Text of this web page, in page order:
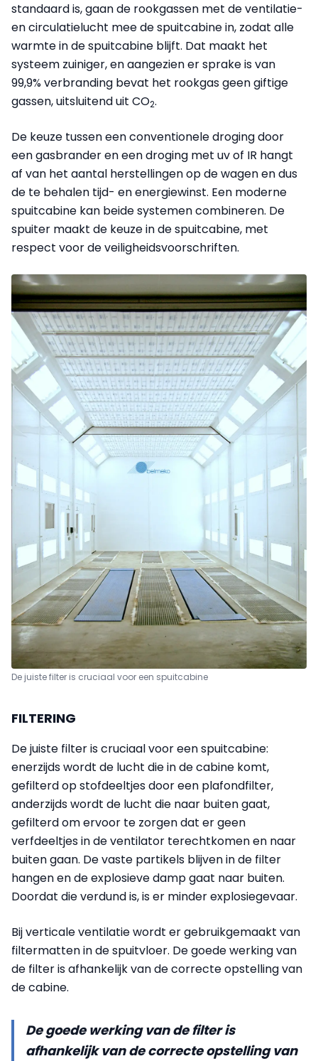
standaard is, gaan de rookgassen met de ventilatie-
en circulatielucht mee de spuitcabine in, zodat alle
warmte in de spuitcabine blijft. Dat maakt het
systeem zuiniger, en aangezien er sprake is van
99,9% verbranding bevat het rookgas geen giftige
gassen, uitsluitend uit CO2.
De keuze tussen een conventionele droging door
een gasbrander en een droging met uv of IR hangt
af van het aantal herstellingen op de wagen en dus
de te behalen tijd- en energiewinst. Een moderne
spuitcabine kan beide systemen combineren. De
spuiter maakt de keuze in de spuitcabine, met
respect voor de veiligheidsvoorschriften.
De juiste filter is cruciaal voor een spuitcabine
FILTERING
De juiste filter is cruciaal voor een spuitcabine:
enerzijds wordt de lucht die in de cabine komt,
gefilterd op stofdeeltjes door een plafondfilter,
anderzijds wordt de lucht die naar buiten gaat,
gefilterd om ervoor te zorgen dat er geen
verfdeeltjes in de ventilator terechtkomen en naar
buiten gaan. De vaste partikels blijven in de filter
hangen en de explosieve damp gaat naar buiten.
Doordat die verdund is, is er minder explosiegevaar.
Bij verticale ventilatie wordt er gebruikgemaakt van
filtermatten in de spuitvloer. De goede werking van
de filter is afhankelijk van de correcte opstelling van
de cabine.
De goede werking van de filter is
afhankelijk van de correcte opstelling van